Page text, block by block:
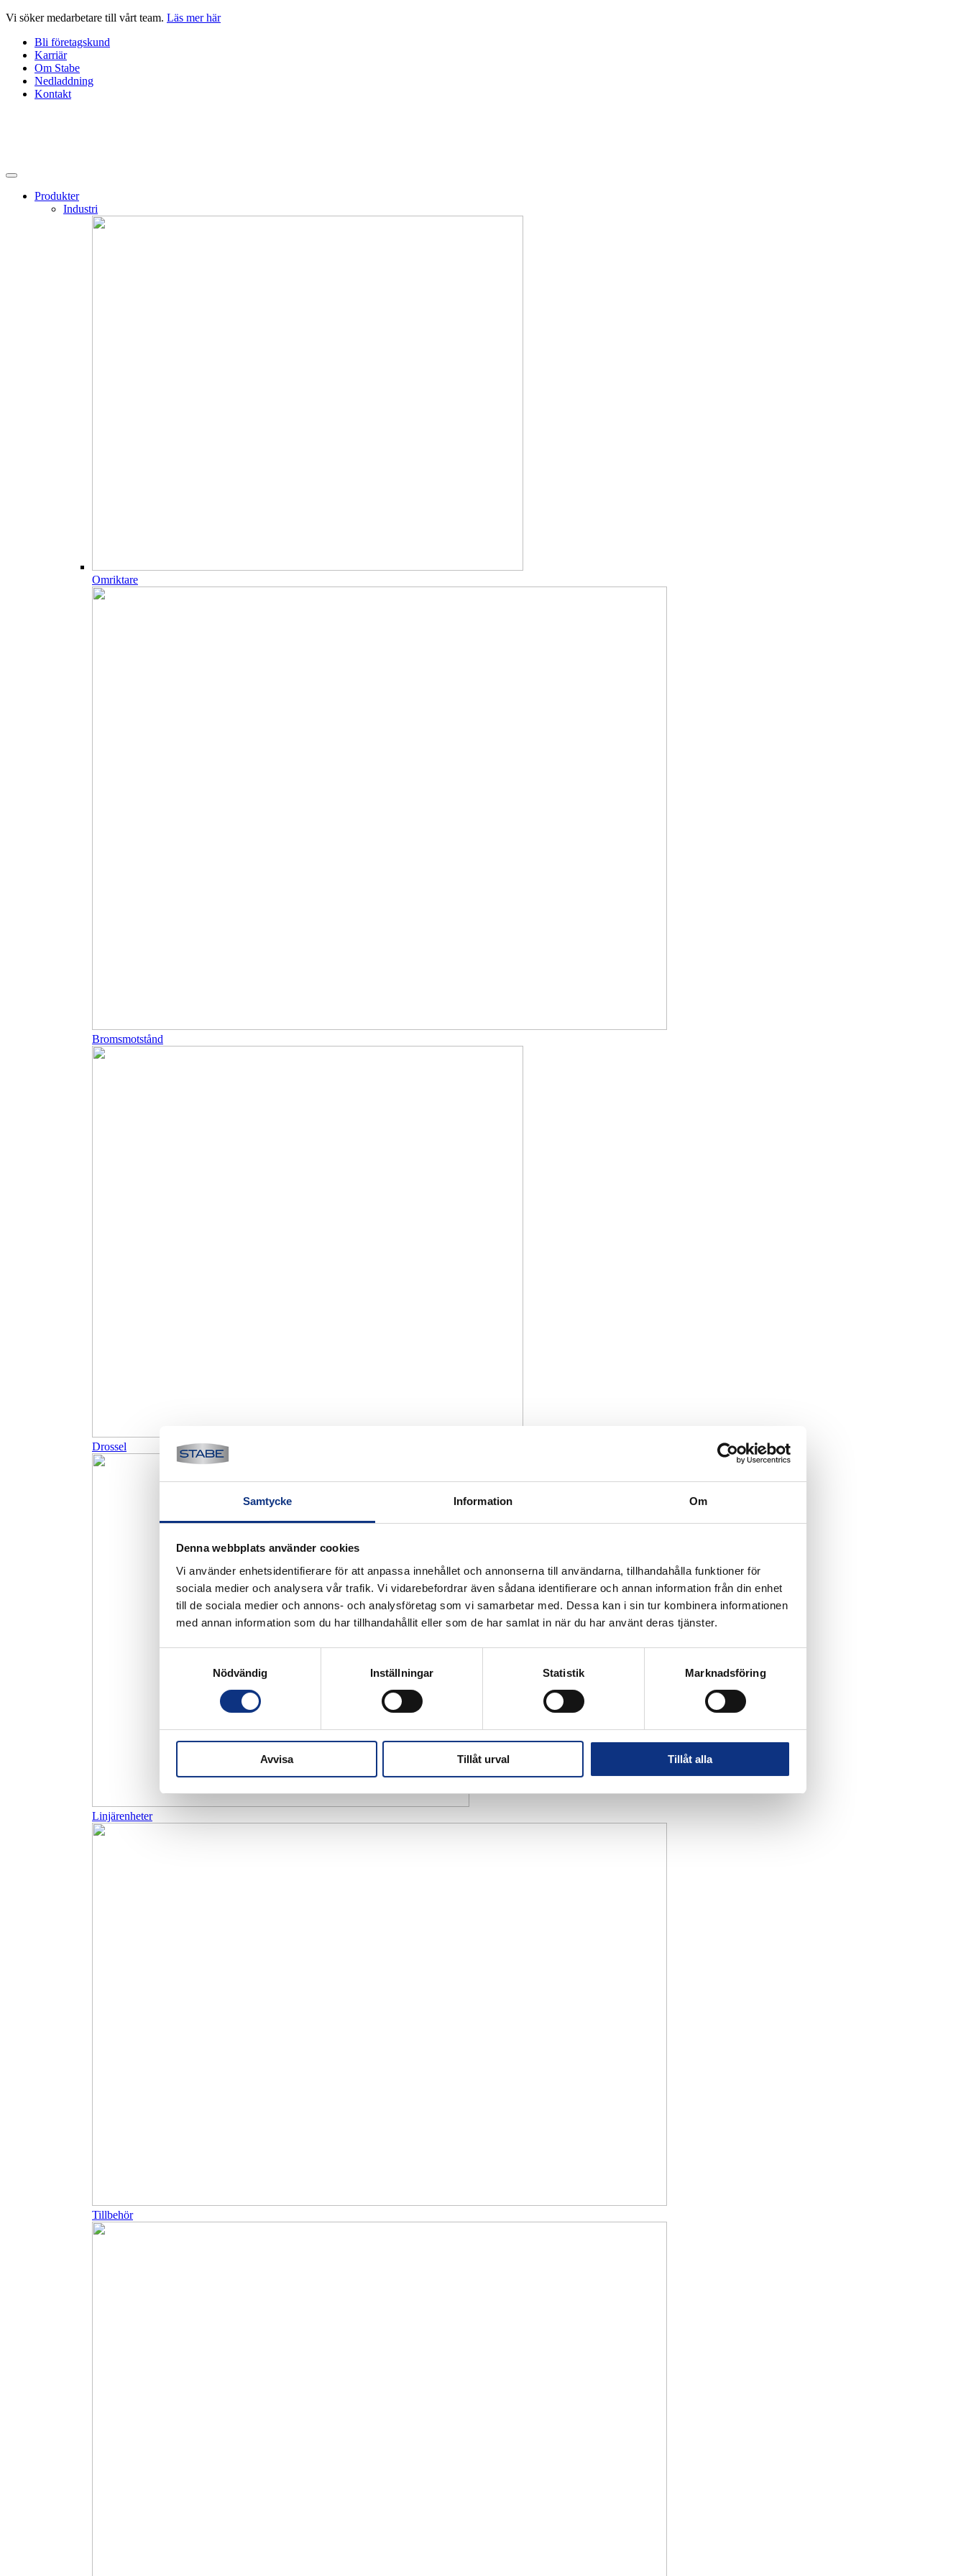
Samtycke Information Om
Denna webbplats använder cookies
Vi använder enhetsidentifierare för att anpassa innehållet och annonserna till användarna, tillhandahålla funktioner för
sociala medier och analysera vår trafik. Vi vidarebefordrar även sådana identifierare och annan information från din enhet
till de sociala medier och annons- och analysföretag som vi samarbetar med. Dessa kan i sin tur kombinera informationen
med annan information som du har tillhandahållit eller som de har samlat in när du har använt deras tjänster.
Nödvändig
Inställningar Statistik Marknadsföring
Avvisa Tillåt urval Tillåt alla
Hoppa
innehåll
Vi söker medarbetare till vårt team. Läs mer här
Bli företagskund
Karriär
Om Stabe
Nedladdning
Kontakt
Produkter
Industri
Omriktare
Bromsmotstånd
Drossel
Linjärenheter
Tillbehör